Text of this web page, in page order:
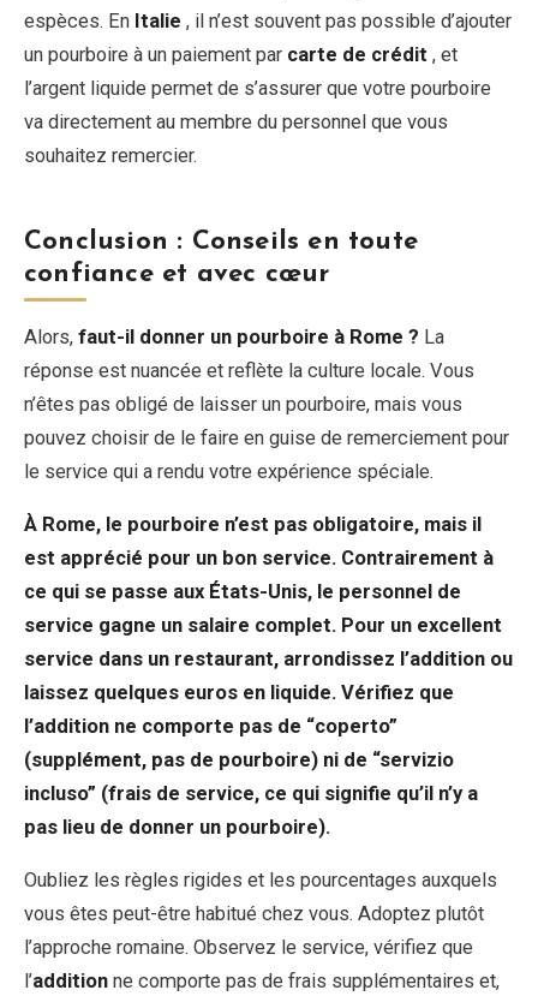
espèces. En Italie , il n’est souvent pas possible d’ajouter
un pourboire à un paiement par carte de crédit , et
l’argent liquide permet de s’assurer que votre pourboire
va directement au membre du personnel que vous
souhaitez remercier.
Conclusion : Conseils en toute
confiance et avec cœur
Alors, faut-il donner un pourboire à Rome ? La
réponse est nuancée et reflète la culture locale. Vous
n’êtes pas obligé de laisser un pourboire, mais vous
pouvez choisir de le faire en guise de remerciement pour
le service qui a rendu votre expérience spéciale.
À Rome, le pourboire n’est pas obligatoire, mais il
est apprécié pour un bon service. Contrairement à
ce qui se passe aux États-Unis, le personnel de
service gagne un salaire complet. Pour un excellent
service dans un restaurant, arrondissez l’addition ou
laissez quelques euros en liquide. Vérifiez que
l’addition ne comporte pas de “coperto”
(supplément, pas de pourboire) ni de “servizio
incluso” (frais de service, ce qui signifie qu’il n’y a
pas lieu de donner un pourboire).
Oubliez les règles rigides et les pourcentages auxquels
vous êtes peut-être habitué chez vous. Adoptez plutôt
l’approche romaine. Observez le service, vérifiez que
l’addition ne comporte pas de frais supplémentaires et,